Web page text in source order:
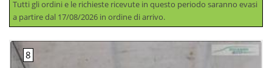
Tutti gli ordini e le richieste ricevute in questo periodo saranno evasi
a partire dal 17/08/2026 in ordine di arrivo.